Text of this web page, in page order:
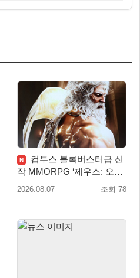
N
컴투스 블록버스터급 신
작 MMORPG ‘제우스: 오만
의 신’, 8월 26일 출시!
2026.08.07 조회 78